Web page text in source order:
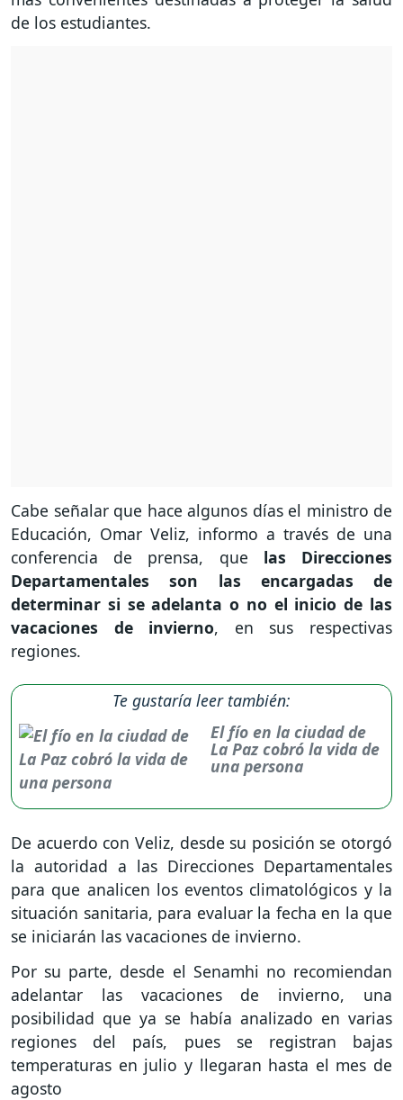
de los estudiantes.
Cabe señalar que hace algunos días el ministro de
Educación, Omar Veliz, informo a través de una
conferencia de prensa, que las Direcciones
Departamentales son las encargadas de
determinar si se adelanta o no el inicio de las
vacaciones de invierno, en sus respectivas
regiones.
Te gustaría leer también:
El fío en la ciudad de
La Paz cobró la vida de
una persona
De acuerdo con Veliz, desde su posición se otorgó
la autoridad a las Direcciones Departamentales
para que analicen los eventos climatológicos y la
situación sanitaria, para evaluar la fecha en la que
se iniciarán las vacaciones de invierno.
Por su parte, desde el Senamhi no recomiendan
adelantar las vacaciones de invierno, una
posibilidad que ya se había analizado en varias
regiones del país, pues se registran bajas
temperaturas en julio y llegaran hasta el mes de
agosto